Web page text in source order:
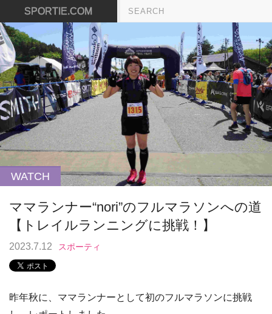
SPORTIE.COM
WATCH
ママランナー“nori”のフルマラソンへの道
【トレイルランニングに挑戦！】
2023.7.12 スポーティ
昨年秋に、ママランナーとして初のフルマラソンに挑戦